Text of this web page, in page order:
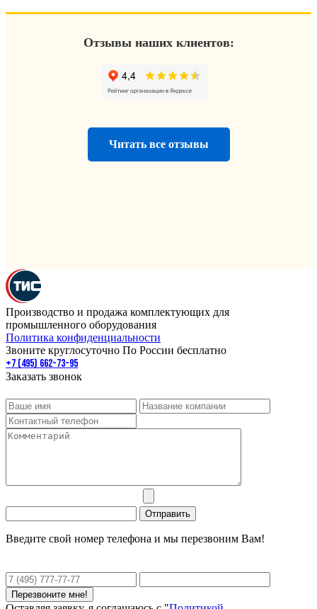
Отзывы наших клиентов:
Читать все отзывы
Производство и продажа комплектующих для
промышленного оборудования
Политика конфиденциальности
Звоните круглосуточно По России бесплатно
+7 (495) 662-73-95
Заказать звонок
Введите свой номер телефона и мы перезвоним Вам!